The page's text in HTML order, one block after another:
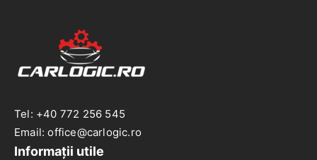
Tel: +40 772 256 545
Email: office@carlogic.ro
Informații utile